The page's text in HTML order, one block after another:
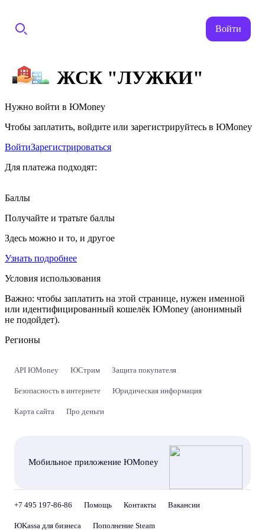
Войти
ЖСК "ЛУЖКИ"
Нужно войти в ЮMoney
Чтобы заплатить, войдите или зарегистрируйтесь в ЮMoney
ВойтиЗарегистрироваться
Для платежа подходят:
Баллы
Получайте и тратьте баллы
Здесь можно и то, и другое
Узнать подробнее
Условия использования
Важно: чтобы заплатить на этой странице, нужен именной
или идентифицированный кошелёк ЮMoney (анонимный
не подойдет).
Регионы
API ЮMoney ЮСтрим Защита покупателя
Безопасность в интернете Юридическая информация
Карта сайта Про деньги
Мобильное приложение ЮMoney
+7 495 197-86-86 Помощь Контакты Вакансии
ЮKassa для бизнеса Пополнение Steam